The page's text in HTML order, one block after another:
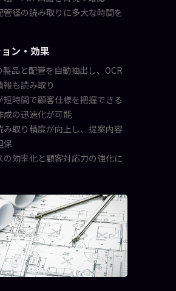
管径の読み取りに多大な時間を
ン・効果
品と配管を自動抽出し、OCR
も読み取り
短時間で顧客仕様を把握できる
成の迅速化が可能
み取り精度が向上し、提案内容
保
の効率化と顧客対応力の強化に